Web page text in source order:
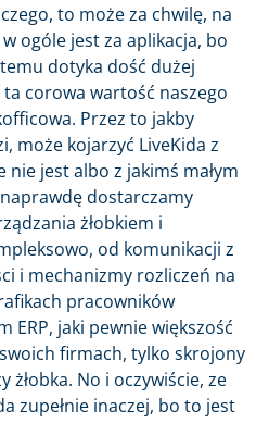
to może za chwilę, na
ogóle jest za aplikacja, bo
dotyka dość dużej
ta corowa wartość naszego
Przez to jakby
może kojarzyć LiveKida z
nie jest albo z jakimś małym
dostarczamy
żłobkiem i
od komunikacji z
i mechanizmy rozliczeń na
pracowników
ERP, jaki pewnie większość
firmach, tylko skrojony
żłobka. No i oczywiście, ze
zupełnie inaczej, bo to jest